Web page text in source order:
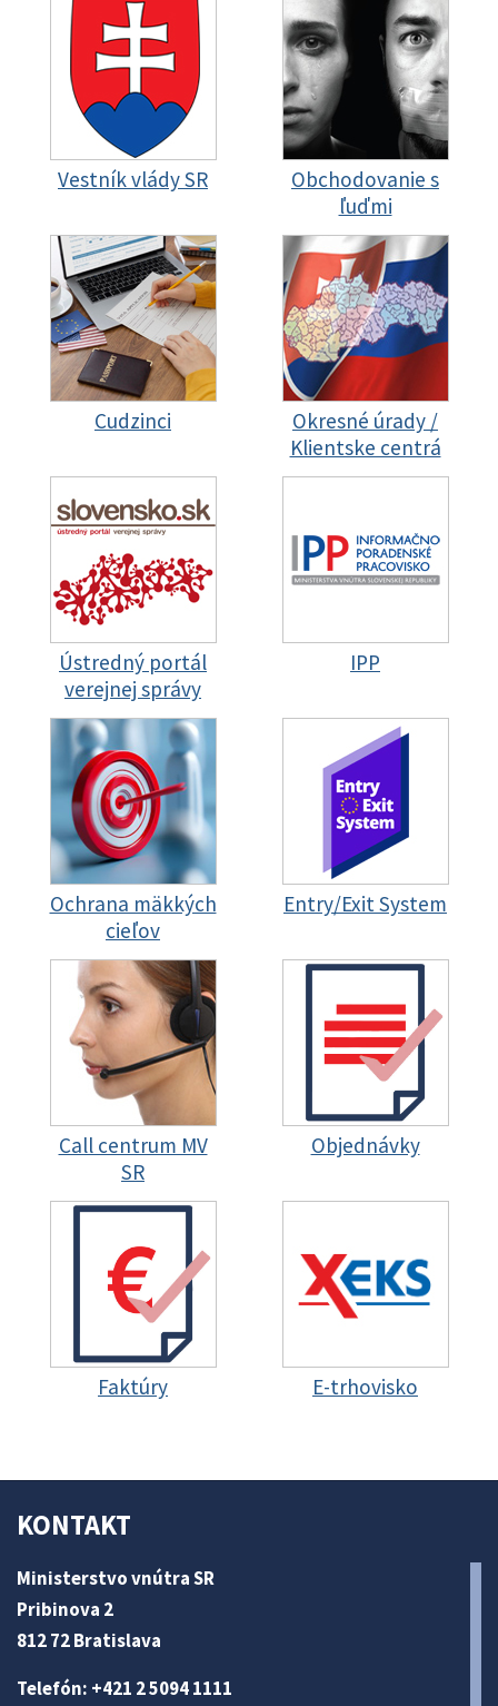
Vestník vlády SR
Obchodovanie s
ľuďmi
Cudzinci
Okresné úrady /
Klientske centrá
Ústredný portál
verejnej správy
IPP
Ochrana mäkkých
cieľov
Entry/Exit System
Call centrum MV
SR
Objednávky
Faktúry E-trhovisko
KONTAKT
Ministerstvo vnútra SR
Pribinova 2
812 72 Bratislava
Telefón: +421 2 5094 1111